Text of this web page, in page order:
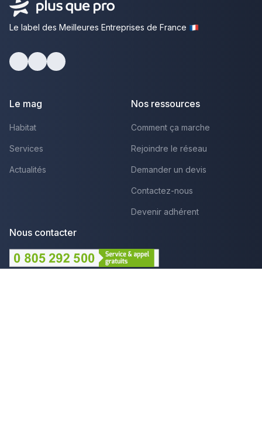
Le label des Meilleures Entreprises de France
Le mag
Habitat
Services
Actualités
Nos ressources
Comment ça marche
Rejoindre le réseau
Demander un devis
Contactez-nous
Devenir adhérent
Nous contacter